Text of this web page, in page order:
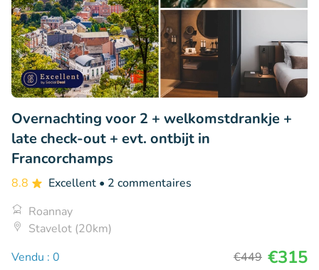
Overnachting voor 2 + welkomstdrankje +
late check-out + evt. ontbijt in
Francorchamps
8.8 Excellent • 2 commentaires
Roannay
Stavelot (20km)
Vendu : 0
€449 €315